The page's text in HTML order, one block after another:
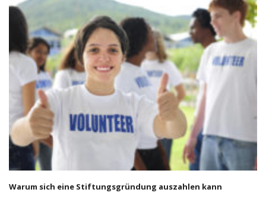
Warum sich eine Stiftungsgründung auszahlen kann